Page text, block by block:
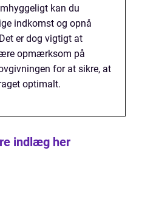
kan du
indkomst og opnå
er dog vigtigt at
opmærksom på
for at sikre, at
optimalt.
indlæg her